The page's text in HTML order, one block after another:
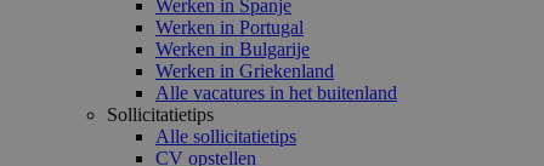
Werken in Spanje
Werken in Portugal
Werken in Bulgarije
Werken in Griekenland
Alle vacatures in het buitenland
Sollicitatietips
Alle sollicitatietips
CV opstellen